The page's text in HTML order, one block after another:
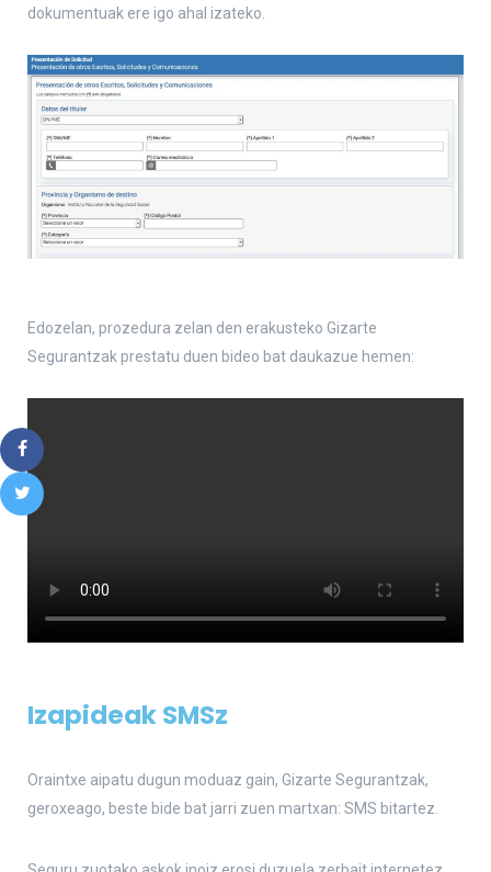
dokumentuak ere igo ahal izateko.
Edozelan, prozedura zelan den erakusteko Gizarte
Segurantzak prestatu duen bideo bat daukazue hemen:
Izapideak SMSz
Oraintxe aipatu dugun moduaz gain, Gizarte Segurantzak,
geroxeago, beste bide bat jarri zuen martxan: SMS bitartez.